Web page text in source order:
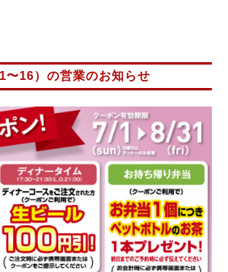
〜16）の営業のお知らせ